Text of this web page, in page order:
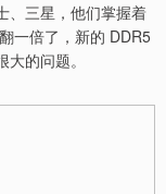
、三星，他们掌握着
一倍了，新的 DDR5
的问题。